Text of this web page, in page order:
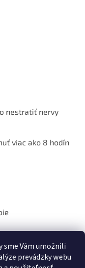
sme Vám umožnili
prevádzky webu
nestratiť nervy
viac ako 8 hodín
pomôcť Bachove